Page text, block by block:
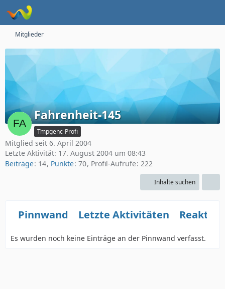
Mitglieder
Fahrenheit-145
Tmpgenc-Profi
Mitglied seit 6. April 2004
Letzte Aktivität: 17. August 2004 um 08:43
Beiträge 14 Punkte 70 Profil-Aufrufe 222
Inhalte suchen
Pinnwand Letzte Aktivitäten
Es wurden noch keine Einträge an der Pinnwand verfasst.